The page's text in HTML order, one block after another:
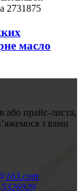
масло
прайс-листа,
з вами